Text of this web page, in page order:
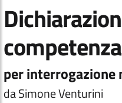
competenza
per interrogazione
da Simone Venturini